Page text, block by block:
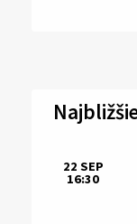
Čas:
22 SEP
16:30